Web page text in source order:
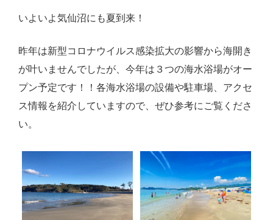
いよいよ気仙沼にも夏到来！
昨年は新型コロナウイルス感染拡大の影響から海開き
が叶いませんでしたが、今年は３つの海水浴場がオー
プン予定です！！各海水浴場の設備や駐車場、アクセ
ス情報を紹介していますので、ぜひ参考にご覧くださ
い。